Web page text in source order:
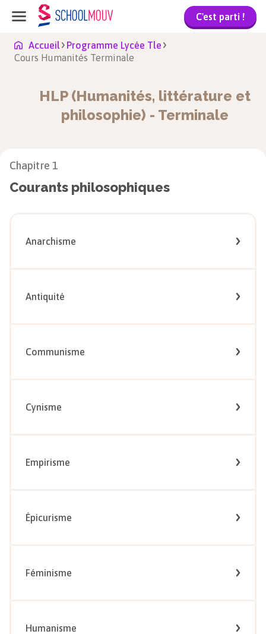
C'est parti !
Accueil
Programme Lycée Tle
Cours Humanités Terminale
HLP (Humanités, littérature et
philosophie) - Terminale
Chapitre 1
Courants philosophiques
Anarchisme
Antiquité
Communisme
Cynisme
Empirisme
Épicurisme
Féminisme
Humanisme